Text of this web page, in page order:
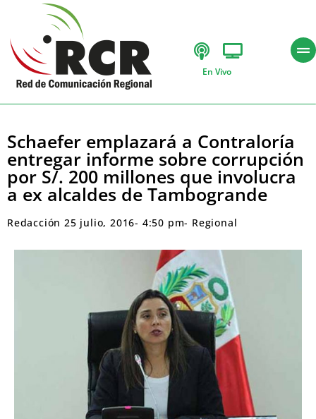
En Vivo
Schaefer emplazará a Contraloría
entregar informe sobre corrupción
por S/. 200 millones que involucra
a ex alcaldes de Tambogrande
Redacción 25 julio, 2016- 4:50 pm- Regional